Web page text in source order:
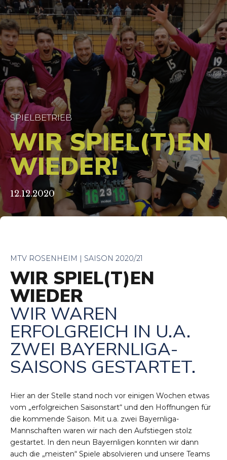
SPIELBETRIEB
WIR SPIEL(T)EN
WIEDER!
12.12.2020
MTV ROSENHEIM | SAISON 2020/21
WIR SPIEL(T)EN
WIEDER
WIR WAREN
ERFOLGREICH IN U.A.
ZWEI BAYERNLIGA-
SAISONS GESTARTET.
Hier an der Stelle stand noch vor einigen Wochen etwas
vom „erfolgreichen Saisonstart“ und den Hoffnungen für
die kommende Saison. Mit u.a. zwei Bayernliga-
Mannschaften waren wir nach den Aufstiegen stolz
gestartet. In den neun Bayernligen konnten wir dann
auch die „meisten“ Spiele absolvieren und unsere Teams